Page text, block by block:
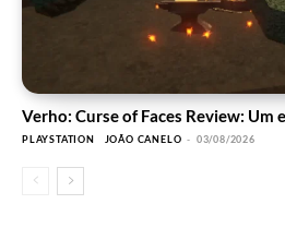
Verho: Curse of Faces Review: Um
PLAYSTATION JOÃO CANELO - 03/08/2026